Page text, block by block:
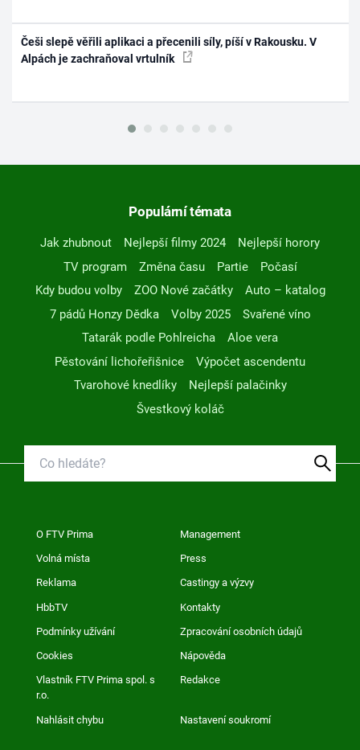
Češi slepě věřili aplikaci a přecenili síly, píší v Rakousku. V
Alpách je zachraňoval vrtulník
Populární témata
Jak zhubnout Nejlepší filmy 2024
Nejlepší horory
TV program
Změna času Partie
Počasí
Kdy budou volby
ZOO Nové začátky
Auto – katalog
7 pádů Honzy Dědka
Volby 2025
Svařené víno
Tatarák podle Pohlreicha
Aloe vera
Pěstování lichořeřišnice
Výpočet ascendentu
Tvarohové knedlíky
Nejlepší palačinky
Švestkový koláč
O FTV Prima Management
Volná místa Press
Reklama Castingy a výzvy
HbbTV Kontakty
Podmínky užívání Zpracování osobních údajů
Cookies Nápověda
Vlastník FTV Prima spol. s
r.o.
Redakce
Nahlásit chybu Nastavení soukromí